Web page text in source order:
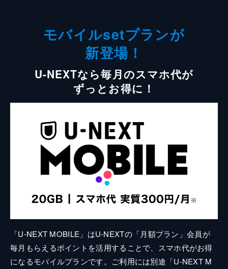
モバイルsetプランが
新登場！
U-NEXTなら毎月のスマホ代が
ずっとお得に！
「U-NEXT MOBILE」はU-NEXTの「月額プラン」会員が
毎月もらえるポイントを活用することで、スマホ代がお得
になるモバイルプランです。ご利用には別途「U-NEXT M